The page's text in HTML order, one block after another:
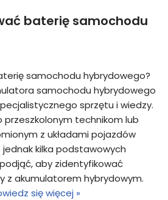
baterię samochodu
samochodu hybrydowego?
samochodu hybrydowego
sprzętu i wiedzy.
przeszkolonym technikom lub
z układami pojazdów
kilka podstawowych
aby zidentyfikować
z akumulatorem hybrydowym.
się więcej »